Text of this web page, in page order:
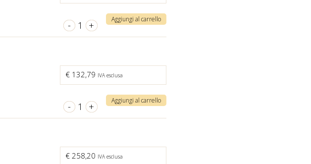
Aggiungi al carrello
- 1 +
€ 132,79 IVA esclusa
Aggiungi al carrello
- 1 +
€ 258,20 IVA esclusa